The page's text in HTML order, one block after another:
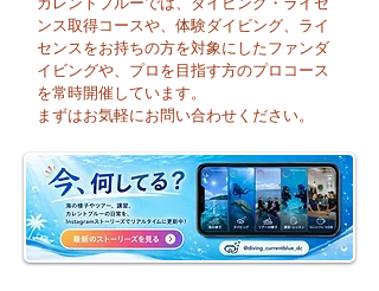
🌈 海の上に広がる虹♪
ンス取得コースや、体験ダイビング、ライ
センスをお持ちの方を対象にしたファンダ
イビングや、プロを目指す方のプロコース
を常時開催しています。
まずはお気軽にお問い合わせください。